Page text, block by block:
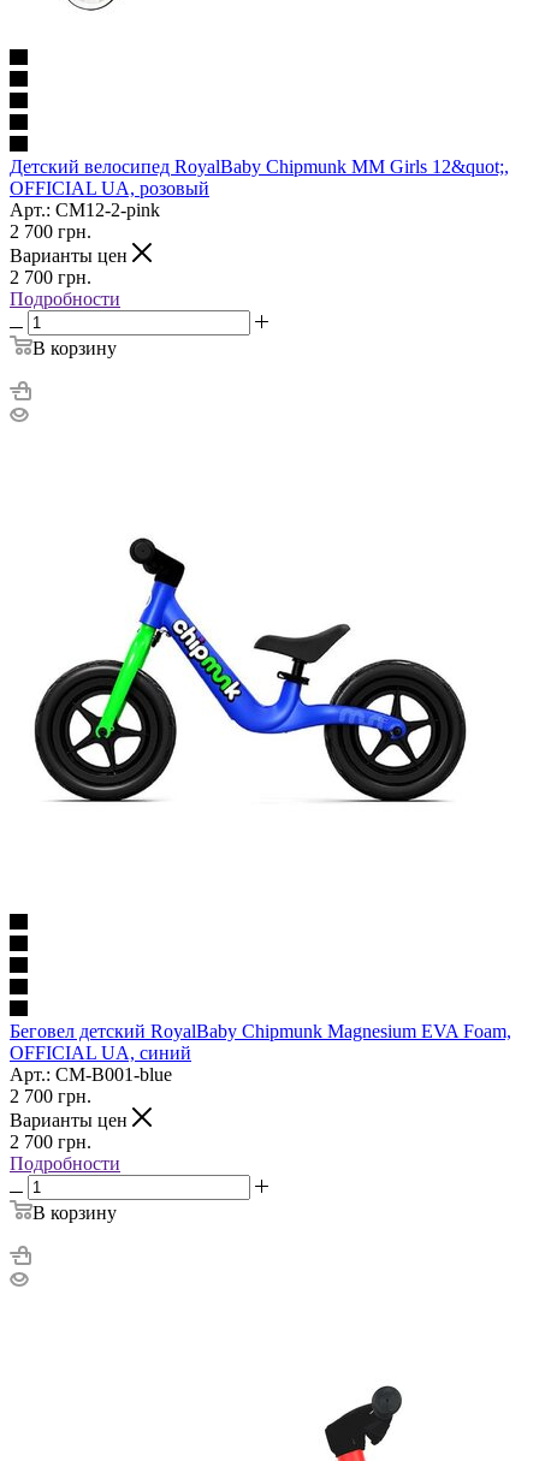
Детский велосипед RoyalBaby Chipmunk MM Girls 12&quot;,
OFFICIAL UA, розовый
Арт.: CM12-2-pink
2 700 грн.
Варианты цен
2 700 грн.
Подробности
В корзину
Беговел детский RoyalBaby Chipmunk Magnesium EVA Foam,
OFFICIAL UA, синий
Арт.: CM-B001-blue
2 700 грн.
Варианты цен
2 700 грн.
Подробности
В корзину